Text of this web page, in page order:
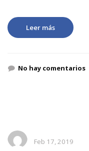
Leer más
No hay comentarios
Feb 17, 2019